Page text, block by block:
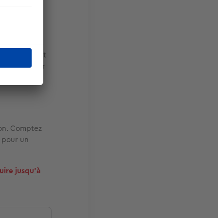
aussi
foncés, et
pour créer
Comptez
pour un
jusqu’à